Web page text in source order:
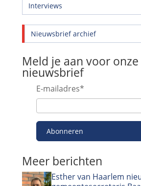
Interviews
Nieuwsbrief archief
Meld je aan voor onze
nieuwsbrief
E-mailadres*
Abonneren
Meer berichten
Esther van Haarlem